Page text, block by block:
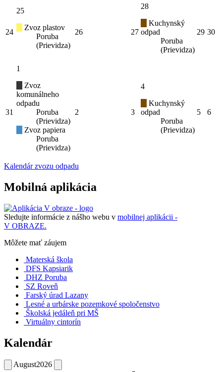
24
25
Zvoz plastov
Poruba
(Prievidza)
26 27
28
Kuchynský
odpad
Poruba
(Prievidza)
29 30
31
1
Zvoz
komunálneho
odpadu
Poruba
(Prievidza)
Zvoz papiera
Poruba
(Prievidza)
2 3
4
Kuchynský
odpad
Poruba
(Prievidza)
5 6
Kalendár zvozu odpadu
Mobilná aplikácia
Sledujte informácie z nášho webu v mobilnej aplikácii -
V OBRAZE.
Môžete mať záujem
Materská škola
DFS Kapsiarik
DHZ Poruba
SZ Roveň
Farský úrad Lazany
Lesné a urbárske pozemkové spoločenstvo
Školská jedáleň pri MŠ
Virtuálny cintorín
Kalendár
August2026